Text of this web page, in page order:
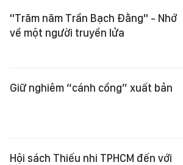
"Trăm năm Trần Bạch Đằng" - Nhớ
về một người truyền lửa
Giữ nghiêm “cánh cổng” xuất bản
Hội sách Thiếu nhi TPHCM đến với